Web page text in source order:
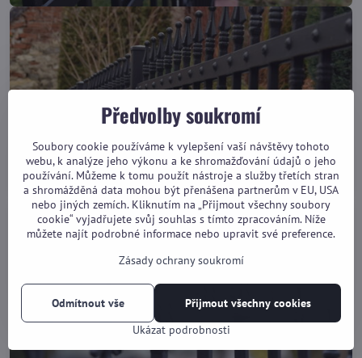
05 - Špičky č. 10
Předvolby soukromí
Soubory cookie používáme k vylepšení vaší návštěvy tohoto
webu, k analýze jeho výkonu a ke shromažďování údajů o jeho
používání. Můžeme k tomu použít nástroje a služby třetích stran
a shromážděná data mohou být přenášena partnerům v EU, USA
nebo jiných zemích. Kliknutím na „Přijmout všechny soubory
cookie“ vyjadřujete svůj souhlas s tímto zpracováním. Níže
můžete najít podrobné informace nebo upravit své preference.
Zásady ochrany soukromí
Ukázat podrobnosti
Přijmout všechny cookies
Odmítnout vše